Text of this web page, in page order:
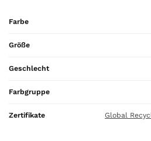
0
0
€
Farbe
Größe
Geschlecht
Farbgruppe
Zertifikate Global